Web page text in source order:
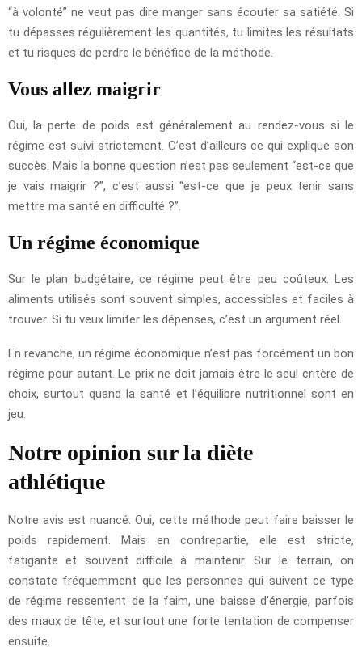
“à volonté” ne veut pas dire manger sans écouter sa satiété. Si
tu dépasses régulièrement les quantités, tu limites les résultats
et tu risques de perdre le bénéfice de la méthode.
Vous allez maigrir
Oui, la perte de poids est généralement au rendez-vous si le
régime est suivi strictement. C’est d’ailleurs ce qui explique son
succès. Mais la bonne question n’est pas seulement “est-ce que
je vais maigrir ?”, c’est aussi “est-ce que je peux tenir sans
mettre ma santé en difficulté ?”.
Un régime économique
Sur le plan budgétaire, ce régime peut être peu coûteux. Les
aliments utilisés sont souvent simples, accessibles et faciles à
trouver. Si tu veux limiter les dépenses, c’est un argument réel.
En revanche, un régime économique n’est pas forcément un bon
régime pour autant. Le prix ne doit jamais être le seul critère de
choix, surtout quand la santé et l’équilibre nutritionnel sont en
jeu.
Notre opinion sur la diète
athlétique
Notre avis est nuancé. Oui, cette méthode peut faire baisser le
poids rapidement. Mais en contrepartie, elle est stricte,
fatigante et souvent difficile à maintenir. Sur le terrain, on
constate fréquemment que les personnes qui suivent ce type
de régime ressentent de la faim, une baisse d’énergie, parfois
des maux de tête, et surtout une forte tentation de compenser
ensuite.